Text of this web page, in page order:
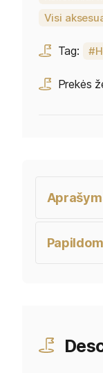
Visi
Tag:
Prekės